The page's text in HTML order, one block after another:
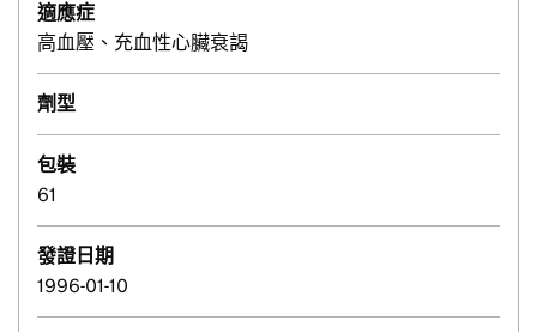
適應症
高血壓、充血性心臟衰謁
劑型
包裝
61
發證日期
1996-01-10